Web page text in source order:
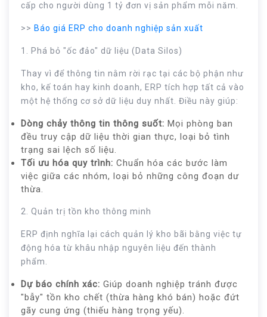
cấp cho người dùng 1 tỷ đơn vị sản phẩm mỗi năm.
>> Báo giá ERP cho doanh nghiệp sản xuất
1. Phá bỏ "ốc đảo" dữ liệu (Data Silos)
Thay vì để thông tin nằm rời rạc tại các bộ phận như
kho, kế toán hay kinh doanh, ERP tích hợp tất cả vào
một hệ thống cơ sở dữ liệu duy nhất. Điều này giúp:
Dòng chảy thông tin thông suốt: Mọi phòng ban
đều truy cập dữ liệu thời gian thực, loại bỏ tình
trạng sai lệch số liệu.
Tối ưu hóa quy trình: Chuẩn hóa các bước làm
việc giữa các nhóm, loại bỏ những công đoạn dư
thừa.
2. Quản trị tồn kho thông minh
ERP định nghĩa lại cách quản lý kho bãi bằng việc tự
động hóa từ khâu nhập nguyên liệu đến thành
phẩm.
Dự báo chính xác: Giúp doanh nghiệp tránh được
"bẫy" tồn kho chết (thừa hàng khó bán) hoặc đứt
gãy cung ứng (thiếu hàng trọng yếu).